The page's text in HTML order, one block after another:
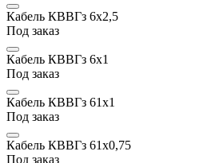
Кабель КВВГз 6х2,5
Под заказ
Кабель КВВГз 6х1
Под заказ
Кабель КВВГз 61х1
Под заказ
Кабель КВВГз 61x0,75
Под заказ